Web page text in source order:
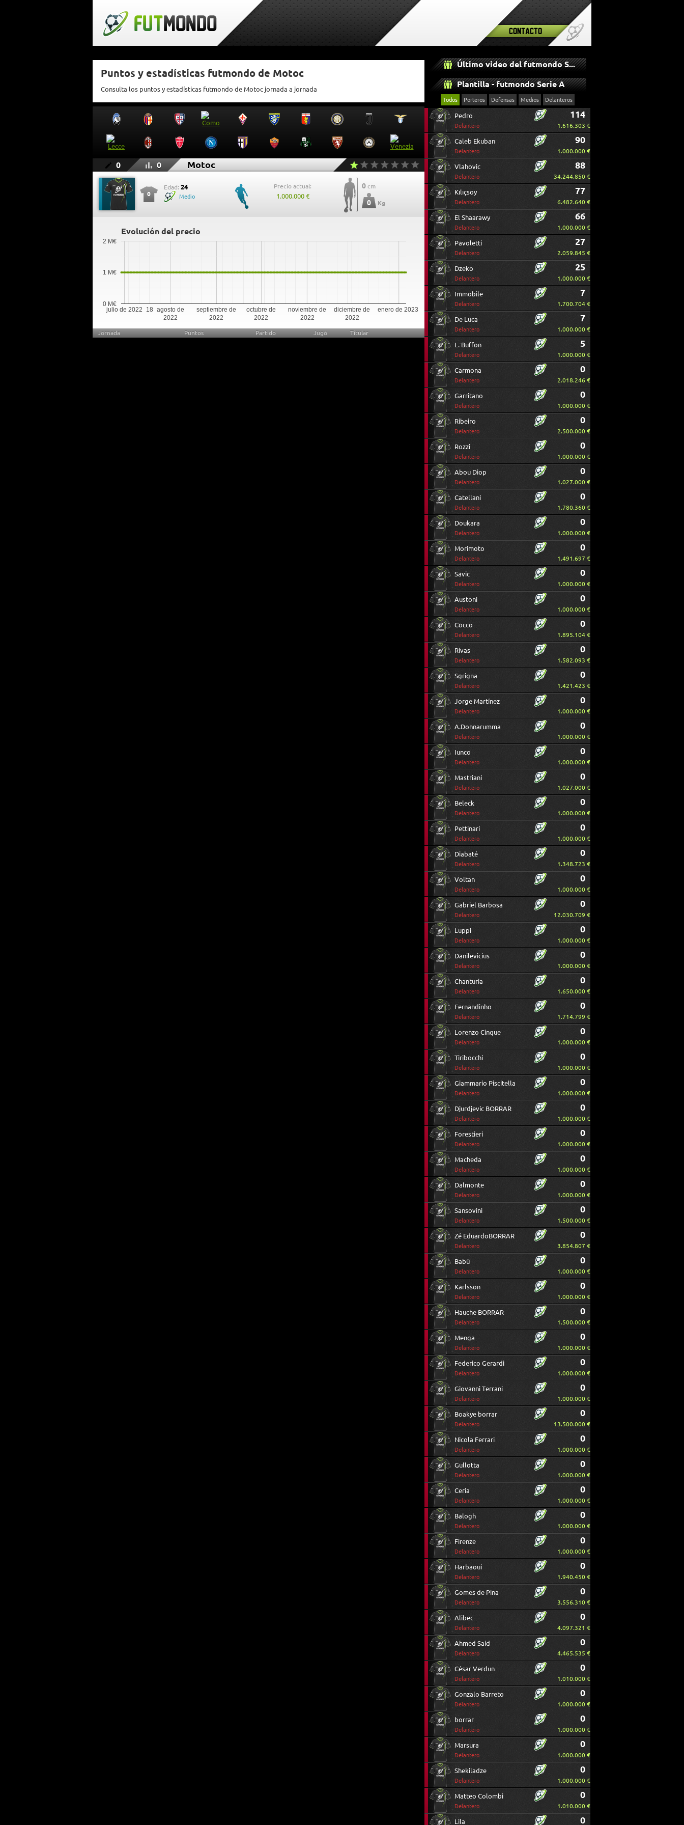
Contacto
Puntos y estadísticas futmondo de Motoc
Consulta los puntos y estadísticas futmondo de Motoc jornada a jornada
0 0 Motoc
0
Edad: 24
Medio
Precio actual:
1.000.000 €
0 cm
0 Kg
Evolución del precio
julio de 2022
agosto de
2022
septiembre de
2022
octubre de
2022
noviembre de
2022
diciembre de
2022
enero de 2023
18
0 M€
1 M€
2 M€
Jornada Puntos Partido Jugó Titular
Último video del futmondo Serie A
Plantilla - futmondo Serie A
Todos Porteros Defensas Medios Delanteros
Pedro
Delantero
114
1.616.303 €
Caleb Ekuban
Delantero
90
1.000.000 €
Vlahovic
Delantero
88
34.244.850 €
Kılıçsoy
Delantero
77
6.482.640 €
El Shaarawy
Delantero
66
1.000.000 €
Pavoletti
Delantero
27
2.059.845 €
Dzeko
Delantero
25
1.000.000 €
Immobile
Delantero
7
1.700.704 €
De Luca
Delantero
7
1.000.000 €
L. Buffon
Delantero
5
1.000.000 €
Carmona
Delantero
0
2.018.246 €
Garritano
Delantero
0
1.000.000 €
Ribeiro
Delantero
0
2.500.000 €
Rozzi
Delantero
0
1.000.000 €
Abou Diop
Delantero
0
1.027.000 €
Catellani
Delantero
0
1.780.360 €
Doukara
Delantero
0
1.000.000 €
Morimoto
Delantero
0
1.491.697 €
Savic
Delantero
0
1.000.000 €
Austoni
Delantero
0
1.000.000 €
Cocco
Delantero
0
1.895.104 €
Rivas
Delantero
0
1.582.093 €
Sgrigna
Delantero
0
1.421.423 €
Jorge Martínez
Delantero
0
1.000.000 €
A.Donnarumma
Delantero
0
1.000.000 €
Iunco
Delantero
0
1.000.000 €
Mastriani
Delantero
0
1.027.000 €
Beleck
Delantero
0
1.000.000 €
Pettinari
Delantero
0
1.000.000 €
Diabaté
Delantero
0
1.348.723 €
Voltan
Delantero
0
1.000.000 €
Gabriel Barbosa
Delantero
0
12.030.709 €
Luppi
Delantero
0
1.000.000 €
Danilevicius
Delantero
0
1.000.000 €
Chanturia
Delantero
0
1.650.000 €
Fernandinho
Delantero
0
1.714.799 €
Lorenzo Cinque
Delantero
0
1.000.000 €
Tiribocchi
Delantero
0
1.000.000 €
Giammario Piscitella
Delantero
0
1.000.000 €
Djurdjevic BORRAR
Delantero
0
1.000.000 €
Forestieri
Delantero
0
1.000.000 €
Macheda
Delantero
0
1.000.000 €
Dalmonte
Delantero
0
1.000.000 €
Sansovini
Delantero
0
1.500.000 €
Zé EduardoBORRAR
Delantero
0
3.854.807 €
Babù
Delantero
0
1.000.000 €
Karlsson
Delantero
0
1.000.000 €
Hauche BORRAR
Delantero
0
1.500.000 €
Menga
Delantero
0
1.000.000 €
Federico Gerardi
Delantero
0
1.000.000 €
Giovanni Terrani
Delantero
0
1.000.000 €
Boakye borrar
Delantero
0
13.500.000 €
Nicola Ferrari
Delantero
0
1.000.000 €
Gullotta
Delantero
0
1.000.000 €
Ceria
Delantero
0
1.000.000 €
Balogh
Delantero
0
1.000.000 €
Firenze
Delantero
0
1.000.000 €
Harbaoui
Delantero
0
1.940.450 €
Gomes de Pina
Delantero
0
3.556.310 €
Alibec
Delantero
0
4.097.321 €
Ahmed Said
Delantero
0
4.465.535 €
César Verdun
Delantero
0
1.010.000 €
Gonzalo Barreto
Delantero
0
1.000.000 €
borrar
Delantero
0
1.000.000 €
Marsura
Delantero
0
1.000.000 €
Shekiladze
Delantero
0
1.000.000 €
Matteo Colombi
Delantero
0
1.010.000 €
Lila 0